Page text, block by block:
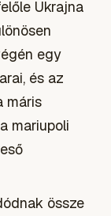
Ukrajna
egy
és az
máris
mariupoli
össze